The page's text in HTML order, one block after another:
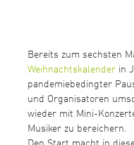
Bereits zum sechsten
Weihnachtskalender in
pandemiebedingter
und Organisatoren
wieder mit Mini-
Musiker zu bereichern.